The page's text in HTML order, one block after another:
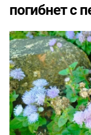
погибнет с